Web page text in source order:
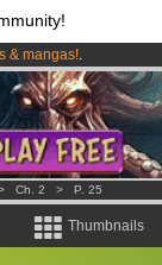
& mangas!.
!Get membership
Ch. 2 > P. 25
Thumbnails